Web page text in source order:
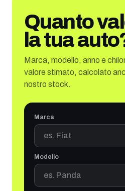
Quanto
la tua
Marca, modello, anno e
valore stimato, calcolato
nostro stock.
Marca
Modello